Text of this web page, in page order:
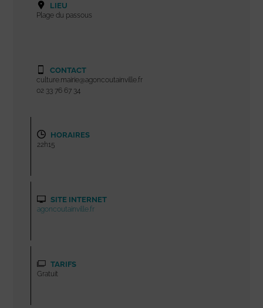
LIEU
Plage du passous
CONTACT
culture.mairie@agoncoutainville.fr
02 33 76 67 34
HORAIRES
22h15
SITE INTERNET
agoncoutainville.fr
TARIFS
Gratuit